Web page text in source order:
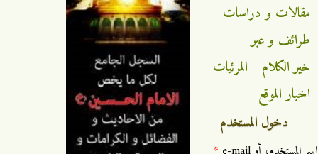
مقالات و دراسات
طرائف و عبر
خير الكلام
المرئيات
اخبار الموقع
دخول المستخدم